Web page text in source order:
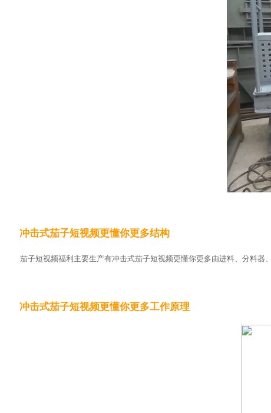
冲击式茄子短视频更懂你更多结构
茄子短视频福利主要生产有冲击式茄子短视频更懂你更多由进料、分料器
冲击式茄子短视频更懂你更多工作原理